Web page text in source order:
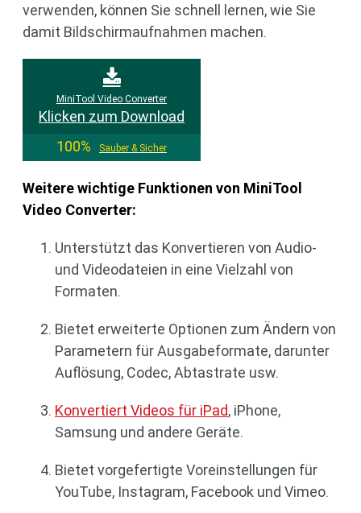
verwenden, können Sie schnell lernen, wie Sie
damit Bildschirmaufnahmen machen.
MiniTool Video Converter
Klicken zum Download
100%
Sauber & Sicher
Weitere wichtige Funktionen von MiniTool
Video Converter:
Unterstützt das Konvertieren von Audio-
und Videodateien in eine Vielzahl von
Formaten.
Bietet erweiterte Optionen zum Ändern von
Parametern für Ausgabeformate, darunter
Auflösung, Codec, Abtastrate usw.
Konvertiert Videos für iPad, iPhone,
Samsung und andere Geräte.
Bietet vorgefertigte Voreinstellungen für
YouTube, Instagram, Facebook und Vimeo.